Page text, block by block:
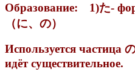
Образование: 1)た-
（に、の）
Используется частица
идёт существительное.